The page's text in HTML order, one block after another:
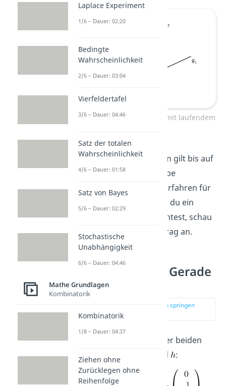
Abstand parallele Geraden mit laufendem
Auch für dieses Verfahren gilt bis auf
den ersten Schritt derselbe
Lösungsweg wie beim Verfahren für
Punkt und Gerade. Wenn du ein
Beispiel dazu sehen möchtest, schau
dir unseren eigenen Beitrag an.
Abstand Gerade Gerade
Beispiel
zur Stelle im Video springen
(02:12)
Berechne den Abstand der beiden
parallelen Geraden
und :
Laplace Experiment
1/6 – Dauer: 02:20
Bedingte
Wahrscheinlichkeit
2/6 – Dauer: 03:04
Vierfeldertafel
3/6 – Dauer: 04:46
Satz der totalen
Wahrscheinlichkeit
4/6 – Dauer: 01:58
Satz von Bayes
5/6 – Dauer: 02:29
Stochastische
Unabhängigkeit
6/6 – Dauer: 04:46
Mathe Grundlagen
Kombinatorik
Kombinatorik
1/8 – Dauer: 04:37
Ziehen ohne
Zurücklegen ohne
Reihenfolge